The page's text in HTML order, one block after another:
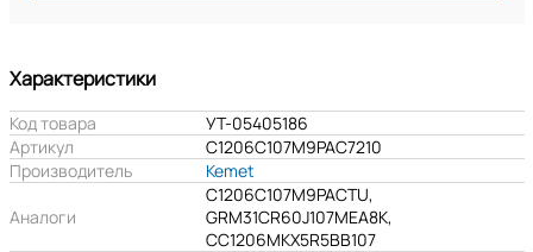
Характеристики
Код товара
УТ-05405186
Артикул
C1206C107M9PAC7210
Производитель
Kemet
Аналоги
C1206C107M9PACTU,
GRM31CR60J107MEA8K,
CC1206MKX5R5BB107